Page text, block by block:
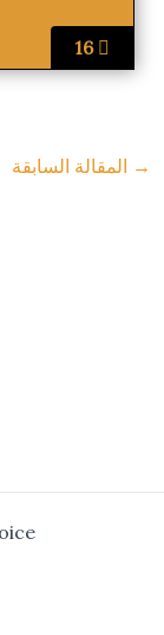
16
→ المقالة السابقة